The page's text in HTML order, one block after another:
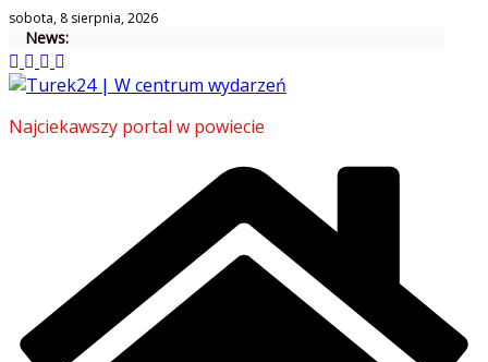
Skip
content
sobota, 8 sierpnia, 2026
News:
Najciekawszy portal w powiecie